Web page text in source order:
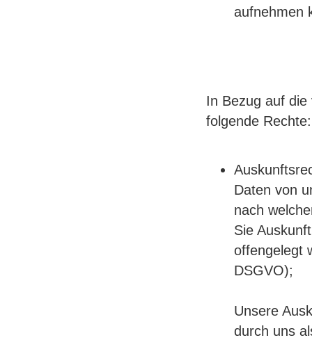
aufnehmen
In Bezug auf
folgende Rechte:
Daten von
nach
Sie
offengelegt
DSGVO);
Unsere
durch uns